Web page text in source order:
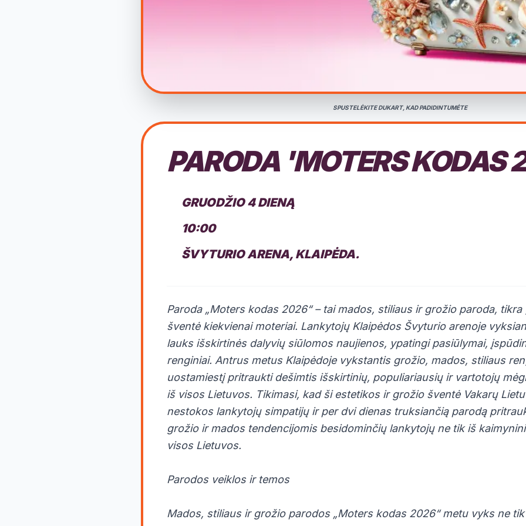
SPUSTELĖKITE DUKART, KAD PADIDINTUMĖTE
PARODA 'MOTERS KODAS
GRUODŽIO 4 DIENĄ
10:00
ŠVYTURIO ARENA, KLAIPĖDA.
Paroda „Moters kodas 2026“ – tai mados, stiliaus ir grožio paroda,
šventė kiekvienai moteriai. Lankytojų Klaipėdos Švyturio arenoje
lauks išskirtinės dalyvių siūlomos naujienos, ypatingi pasiūlymai,
renginiai. Antrus metus Klaipėdoje vykstantis grožio, mados, stiliaus
uostamiestį pritraukti dešimtis išskirtinių, populiariausių ir vartotojų
iš visos Lietuvos. Tikimasi, kad ši estetikos ir grožio šventė Vakarų
nestokos lankytojų simpatijų ir per dvi dienas truksiančią parodą
grožio ir mados tendencijomis besidominčių lankytojų ne tik iš
visos Lietuvos.
Parodos veiklos ir temos
Mados, stiliaus ir grožio parodos „Moters kodas 2026“ metu vyks ne